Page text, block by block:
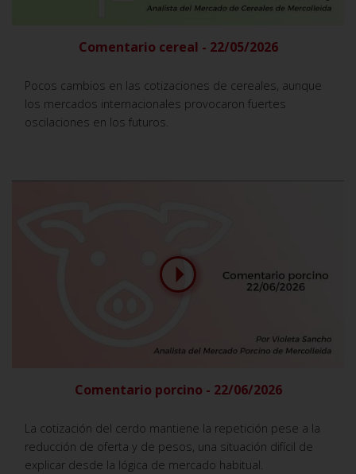
Comentario cereal - 22/05/2026
Pocos cambios en las cotizaciones de cereales, aunque
los mercados internacionales provocaron fuertes
oscilaciones en los futuros.
Comentario porcino - 22/06/2026
La cotización del cerdo mantiene la repetición pese a la
reducción de oferta y de pesos, una situación difícil de
explicar desde la lógica de mercado habitual.